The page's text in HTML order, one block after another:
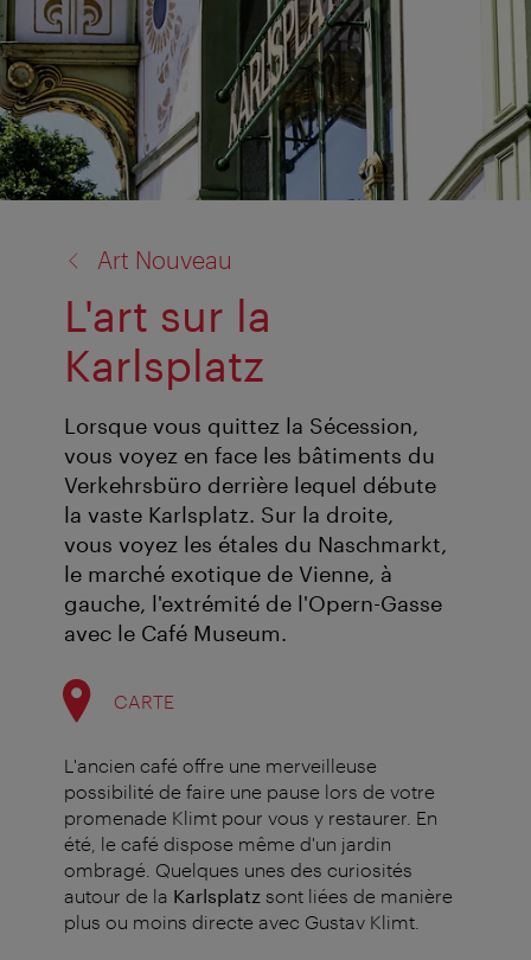
Art Nouveau
L'art sur la
Karlsplatz
Lorsque vous quittez la Sécession,
vous voyez en face les bâtiments du
Verkehrsbüro derrière lequel débute
la vaste Karlsplatz. Sur la droite,
vous voyez les étales du Naschmarkt,
le marché exotique de Vienne, à
gauche, l'extrémité de l'Opern-Gasse
avec le Café Museum.
CARTE
L'ancien café offre une merveilleuse
possibilité de faire une pause lors de votre
promenade Klimt pour vous y restaurer. En
été, le café dispose même d'un jardin
ombragé. Quelques unes des curiosités
autour de la Karlsplatz sont liées de manière
plus ou moins directe avec Gustav Klimt.